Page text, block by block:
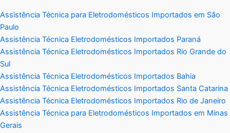
Assistência Técnica para Eletrodomésticos Importados em São
Paulo
Assistência Técnica Eletrodomésticos Importados Paraná
Assistência Técnica Eletrodomésticos Importados Rio Grande do
Sul
Assistência Técnica Eletrodomésticos Importados Bahia
Assistência Técnica Eletrodomésticos Importados Santa Catarina
Assistência Técnica Eletrodomésticos Importados Rio de Janeiro
Assistência Técnica para Eletrodomésticos Importados em Minas
Gerais